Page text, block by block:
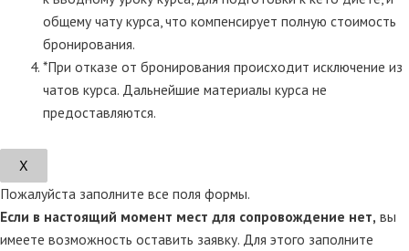
общему чату курса, что компенсирует полную стоимость
бронирования.
*При отказе от бронирования происходит исключение из
чатов курса. Дальнейшие материалы курса не
предоставляются.
Х
Пожалуйста заполните все поля формы.
Если в настоящий момент мест для сопровождение нет, вы
имеете возможность оставить заявку. Для этого заполните